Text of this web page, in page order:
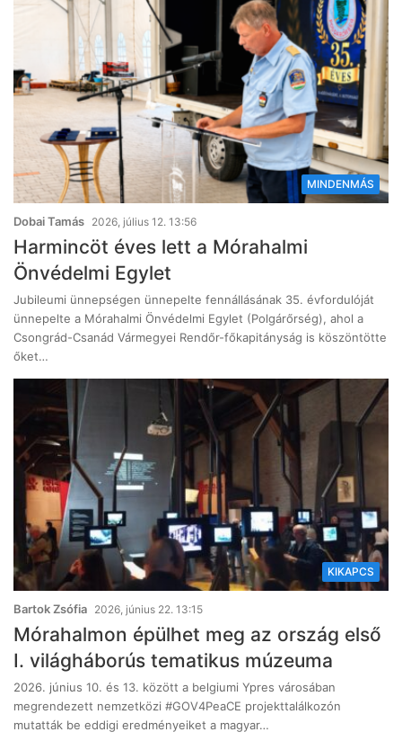
MINDENMÁS
Dobai Tamás 2026, július 12. 13:56
Harmincöt éves lett a Mórahalmi
Önvédelmi Egylet
Jubileumi ünnepségen ünnepelte fennállásának 35. évfordulóját
ünnepelte a Mórahalmi Önvédelmi Egylet (Polgárőrség), ahol a
Csongrád-Csanád Vármegyei Rendőr-főkapitányság is köszöntötte
őket…
KIKAPCS
Bartok Zsófia 2026, június 22. 13:15
Mórahalmon épülhet meg az ország első
I. világháborús tematikus múzeuma
2026. június 10. és 13. között a belgiumi Ypres városában
megrendezett nemzetközi #GOV4PeaCE projekttalálkozón
mutatták be eddigi eredményeiket a magyar…